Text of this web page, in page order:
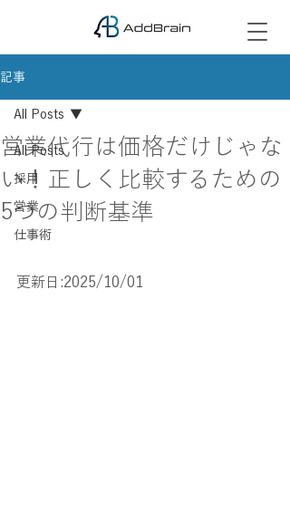
記事
All Posts
採用
営業
仕事術
All Posts
営業代行は価格だけじゃな
い！正しく比較するための
5つの判断基準
更新日:2025/10/01